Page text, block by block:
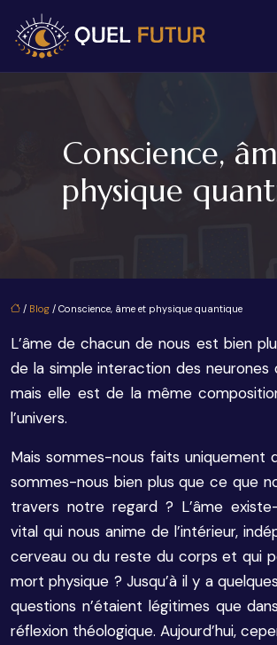
Conscience,
physique
/ Blog / Conscience, âme et physique quantique
L’âme de chacun de nous est bien
de la simple interaction des neurones
mais elle est de la même
l’univers.
Mais sommes-nous faits uniquement
sommes-nous bien plus que ce que
travers notre regard ? L’âme
vital qui nous anime de l’intérieur,
cerveau ou du reste du corps et qui
mort physique ? Jusqu’à il y a
questions n’étaient légitimes que
réflexion théologique. Aujourd’hui,